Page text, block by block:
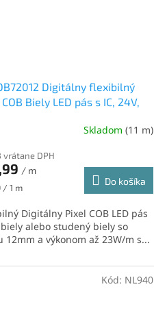
Digitálny flexibilný
Biely LED pás s IC, 24V,
Skladom (11 m)
vrátane DPH
/ m
/ 1 m
Do košíka
Digitálny Pixel COB LED pás
alebo studený biely so
12mm a výkonom až 23W/m s...
Kód: NL940